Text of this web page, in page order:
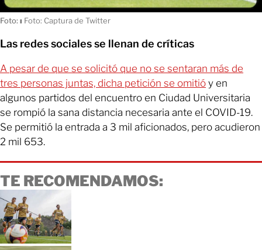
Foto:ı Foto: Captura de Twitter
Las redes sociales se llenan de críticas
A pesar de que se solicitó que no se sentaran más de
tres personas juntas, dicha petición se omitió y en
algunos partidos del encuentro en Ciudad Universitaria
se rompió la sana distancia necesaria ante el COVID-19.
Se permitió la entrada a 3 mil aficionados, pero acudieron
2 mil 653.
TE RECOMENDAMOS: